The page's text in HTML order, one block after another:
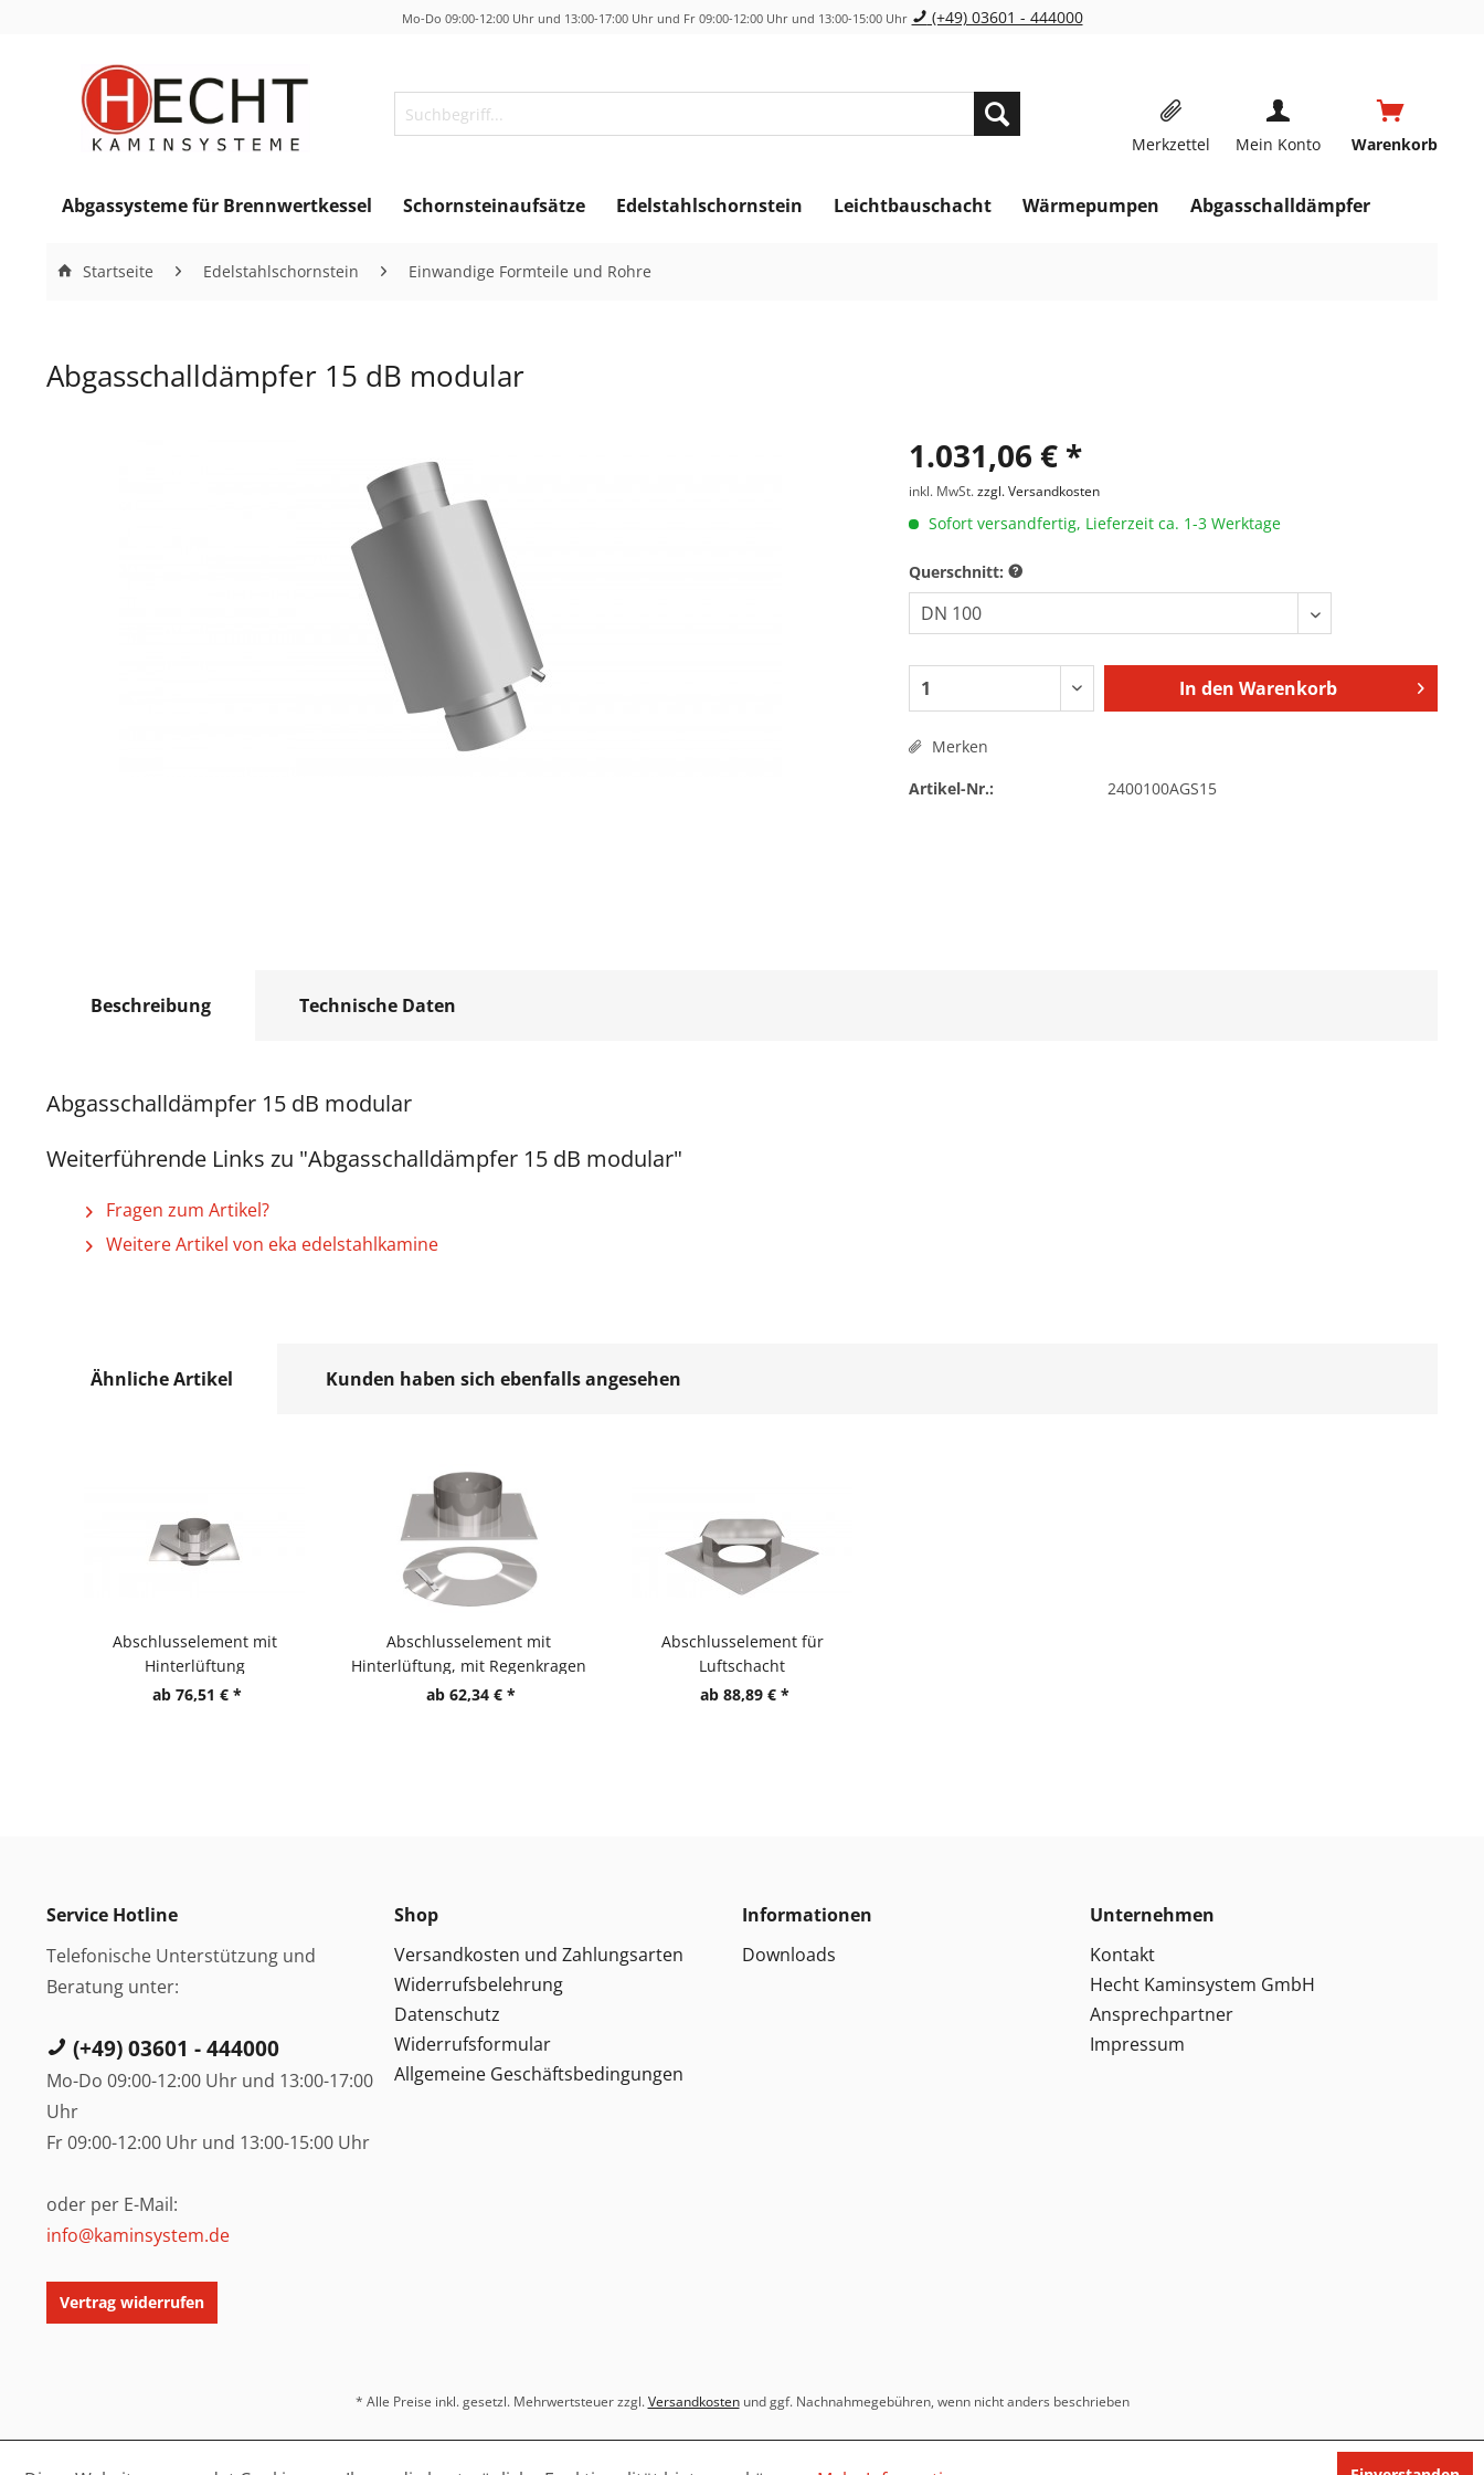
Mo-Do 09:00-12:00 Uhr und 13:00-17:00 Uhr und Fr 09:00-12:00 Uhr und 13:00-15:00 Uhr (+49) 03601 - 444000
Merkzettel Mein Konto Warenkorb
Abgassysteme für Brennwertkessel Schornsteinaufsätze Edelstahlschornstein Leichtbauschacht Wärmepumpen Abgasschalldämpfer
Startseite Edelstahlschornstein Einwandige Formteile und Rohre
Abgasschalldämpfer 15 dB modular
1.031,06 € *
inkl. MwSt.zzgl. Versandkosten
Sofort versandfertig, Lieferzeit ca. 1-3 Werktage
Querschnitt:
In den Warenkorb
Merken
Artikel-Nr.:
2400100AGS15
Beschreibung Technische Daten
Abgasschalldämpfer 15 dB modular
Weiterführende Links zu "Abgasschalldämpfer 15 dB modular"
Fragen zum Artikel?
Weitere Artikel von eka edelstahlkamine
Ähnliche Artikel Kunden haben sich ebenfalls angesehen
Abschlusselement mit
Hinterlüftung
ab 76,51 € *
Abschlusselement mit
Hinterlüftung, mit Regenkragen
ab 62,34 € *
Abschlusselement für
Luftschacht
ab 88,89 € *
Service Hotline
Telefonische Unterstützung und
Beratung unter:
(+49) 03601 - 444000
Mo-Do 09:00-12:00 Uhr und 13:00-17:00
Uhr
Fr 09:00-12:00 Uhr und 13:00-15:00 Uhr
oder per E-Mail:
info@kaminsystem.de
Vertrag widerrufen
Shop
Versandkosten und Zahlungsarten
Widerrufsbelehrung
Datenschutz
Widerrufsformular
Allgemeine Geschäftsbedingungen
Informationen
Downloads
Unternehmen
Kontakt
Hecht Kaminsystem GmbH
Ansprechpartner
Impressum
* Alle Preise inkl. gesetzl. Mehrwertsteuer zzgl.Versandkostenund ggf. Nachnahmegebühren, wenn nicht anders beschrieben